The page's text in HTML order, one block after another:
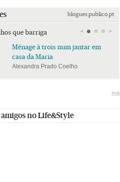
blogues.publico.pt
que barriga
Ménage à trois num jantar em
casa da Maria
Alexandra Prado Coelho
PUB
amigos no Life&Style